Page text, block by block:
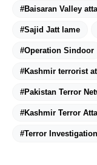
#Baisaran Valley
#Sajid Jatt lame
#Operation Sindoor
#Kashmir terrorist
#Pakistan Terror
#Kashmir Terror
#Terror